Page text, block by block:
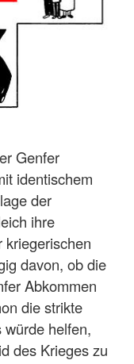
Genfer
identischem
der
ihre
kriegerischen
davon, ob die
Abkommen
die strikte
helfen,
des Krieges zu